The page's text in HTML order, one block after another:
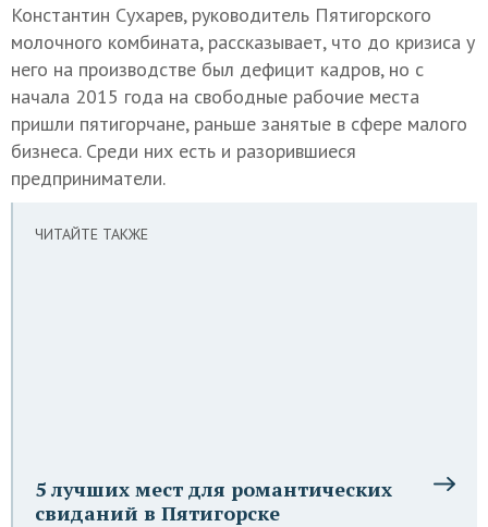
Константин Сухарев, руководитель Пятигорского
молочного комбината, рассказывает, что до кризиса у
него на производстве был дефицит кадров, но с
начала 2015 года на свободные рабочие места
пришли пятигорчане, раньше занятые в сфере малого
бизнеса. Среди них есть и разорившиеся
предприниматели.
ЧИТАЙТЕ ТАКЖЕ
5 лучших мест для романтических
свиданий в Пятигорске